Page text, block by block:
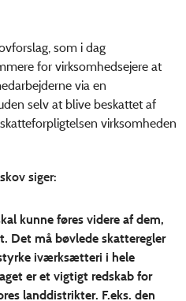
som i dag
for virksomhedsejere at
via en
selv at blive beskattet af
virksomheden
siger:
kunne føres videre af dem,
Det må bøvlede skatteregler
iværksætteri i hele
er et vigtigt redskab for
landdistrikter. F.eks. den